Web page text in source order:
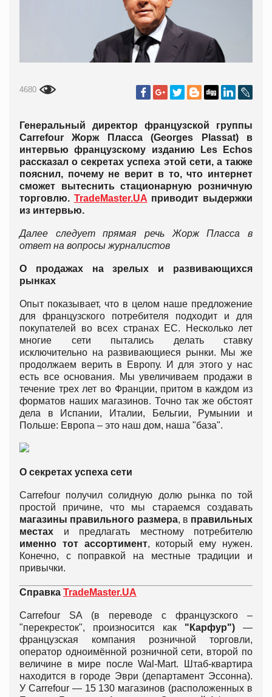
4680
Генеральный директор французской группы
Carrefour Жорж Пласса (Georges Plassat) в
интервью французскому изданию Les Echos
рассказал о секретах успеха этой сети, а также
пояснил, почему не верит в то, что интернет
сможет вытеснить стационарную розничную
торговлю. TradeMaster.UA приводит выдержки
из интервью.
Далее следует прямая речь Жорж Пласса в
ответ на вопросы журналистов
О продажах на зрелых и развивающихся
рынках
Опыт показывает, что в целом наше предложение
для французского потребителя подходит и для
покупателей во всех странах ЕС. Несколько лет
многие сети пытались делать ставку
исключительно на развивающиеся рынки. Мы же
продолжаем верить в Европу. И для этого у нас
есть все основания. Мы увеличиваем продажи в
течение трех лет во Франции, притом в каждом из
форматов наших магазинов. Точно так же обстоят
дела в Испании, Италии, Бельгии, Румынии и
Польше: Европа – это наш дом, наша "база".
О секретах успеха сети
Carrefour получил солидную долю рынка по той
простой причине, что мы стараемся создавать
магазины правильного размера, в правильных
местах и предлагать местному потребителю
именно тот ассортимент, который ему нужен.
Конечно, с поправкой на местные традиции и
привычки.
Справка TradeMaster.UA
Carrefour SA (в переводе с французского –
"перекресток", произносится как "Карфур") —
французская компания розничной торговли,
оператор одноимённой розничной сети, второй по
величине в мире после Wal-Mart. Штаб-квартира
находится в городе Эври (департамент Эссонна).
У Carrefour — 15 130 магазинов (расположенных в